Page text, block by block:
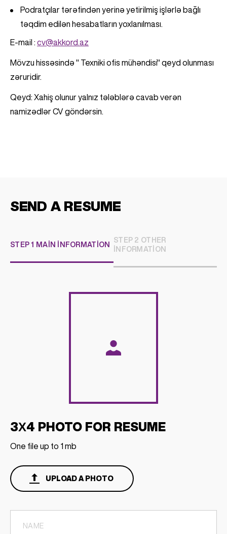
Podratçılar tərəfindən yerinə yetirilmiş işlərlə bağlı
təqdim edilən hesabatların yoxlanılması.
E-mail : cv@akkord.az
Mövzu hissəsində " Texniki ofis mühəndisi" qeyd olunması
zəruridir.
Qeyd: Xahiş olunur yalnız tələblərə cavab verən
namizədlər CV göndərsin.
SEND A RESUME
STEP 1 MAIN INFORMATION
STEP 2 OTHER
INFORMATION
3Х4 PHOTO FOR RESUME
One file up to 1 mb
UPLOAD A PHOTO